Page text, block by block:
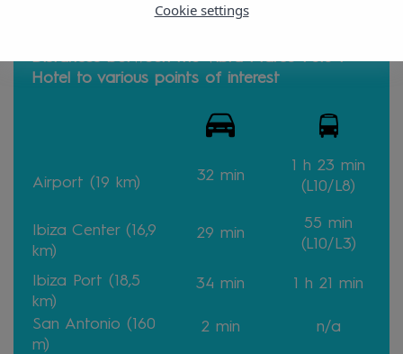
Distances between the Vibra Marco Polo I
Hotel to various points of interest
Airport (19 km) 32 min
1 h 23 min
(L10/L8)
Ibiza Center (16,9
km)
29 min
55 min
(L10/L3)
Ibiza Port (18,5
km)
34 min 1 h 21 min
San Antonio (160
m)
2 min n/a
Cookie settings